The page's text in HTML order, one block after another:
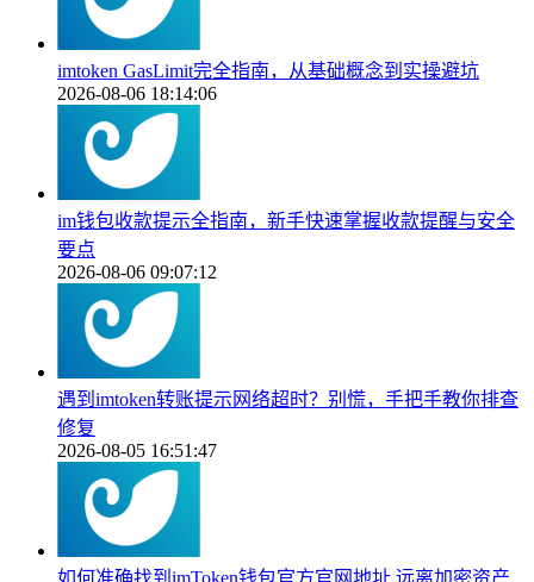
imtoken GasLimit完全指南，从基础概念到实操避坑
2026-08-06 18:14:06
im钱包收款提示全指南，新手快速掌握收款提醒与安全
要点
2026-08-06 09:07:12
遇到imtoken转账提示网络超时？别慌，手把手教你排查
修复
2026-08-05 16:51:47